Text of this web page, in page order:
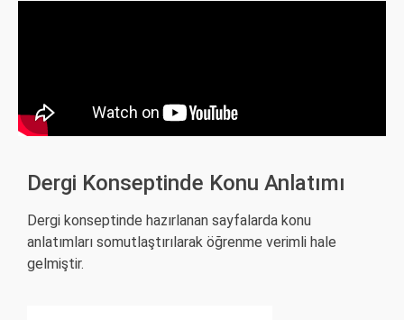
Dergi Konseptinde Konu Anlatımı
Dergi konseptinde hazırlanan sayfalarda konu
anlatımları somutlaştırılarak öğrenme verimli hale
gelmiştir.